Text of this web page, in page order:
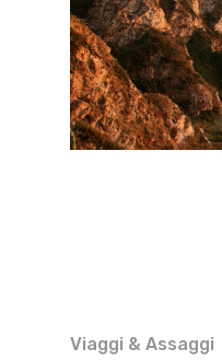
Viaggi & Assaggi